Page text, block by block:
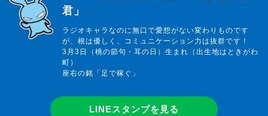
君」
ラジオキャラなのに無口で愛想がない変わりものです
が、根は優しく、コミュニケーション力は抜群です！
3月3日（桃の節句・耳の日）生まれ（出生地はときがわ
町）
座右の銘「足で稼ぐ」
LINEスタンプを見る